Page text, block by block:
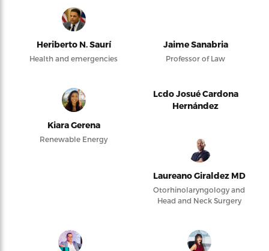
Heriberto N. Saurí
Health and emergencies
Jaime Sanabria
Professor of Law
Kiara Gerena
Renewable Energy
Lcdo Josué Cardona
Hernández
Laureano Giraldez MD
Otorhinolaryngology and
Head and Neck Surgery